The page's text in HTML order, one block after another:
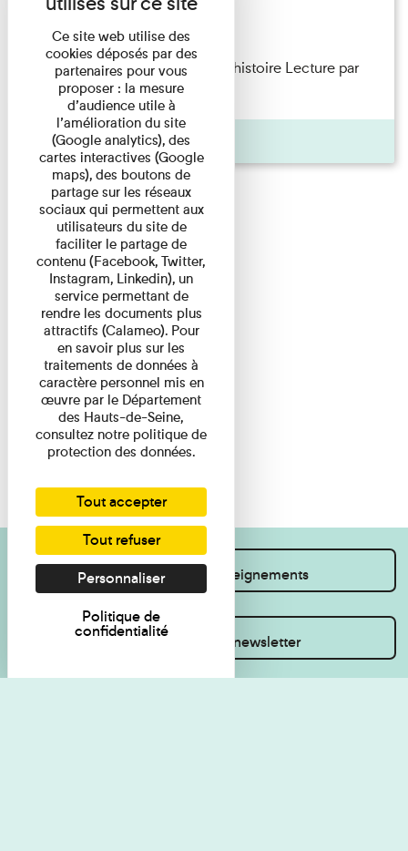
Lecture
Philippe Artières — Le dos de l’histoire Lecture par
l’auteur accompagné de ...
Pages
Je souhaite des renseignements
Inscrivez-vous à la newsletter
Ce site web utilise des
cookies déposés par des
partenaires pour vous
proposer : la mesure
d’audience utile à
l’amélioration du site
(Google analytics), des
cartes interactives (Google
maps), des boutons de
partage sur les réseaux
sociaux qui permettent aux
utilisateurs du site de
faciliter le partage de
contenu (Facebook, Twitter,
Instagram, Linkedin), un
service permettant de
rendre les documents plus
attractifs (Calameo). Pour
en savoir plus sur les
traitements de données à
caractère personnel mis en
œuvre par le Département
des Hauts-de-Seine,
consultez notre politique de
protection des données.
Tout accepter
Tout refuser
Personnaliser
Politique de
confidentialité